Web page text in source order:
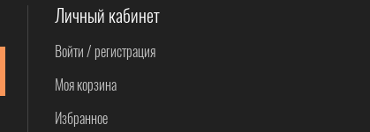
Личный кабинет
Войти / регистрация
Моя корзина
Избранное